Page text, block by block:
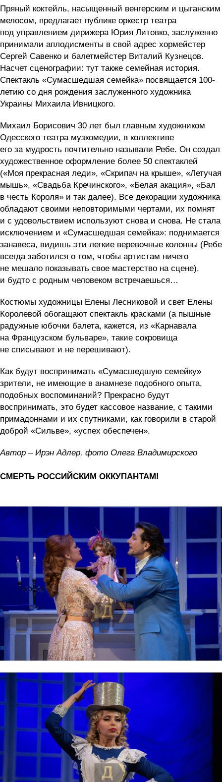
Пряный коктейль, насыщенный венгерским и цыганским
мелосом, предлагает публике оркестр театра
под управлением дирижера Юрия Литовко, заслуженно
принимали аплодисменты в свой адрес хормейстер
Сергей Савенко и балетмейстер Виталий Кузнецов.
Насчет сценографии: тут также семейная история.
Спектакль «Сумасшедшая семейка» посвящается 100-
летию со дня рождения заслуженного художника
Украины Михаила Ивницкого.
Михаил Борисович 30 лет был главным художником
Одесского театра музкомедии, в коллективе
его за мудрость почтительно называли Ребе. Он создал
художественное оформление более 50 спектаклей
(«Моя прекрасная леди», «Скрипач на крыше», «Летучая
мышь», «Свадьба Кречинского», «Белая акация», «Бал
в честь Короля» и так далее). Все декорации художника
обладают своими неповторимыми чертами, их помнят
и с удовольствием используют снова и снова. Не стала
исключением и «Сумасшедшая семейка»: поднимается
занавеса, видишь эти легкие веревочные колонны (Ребе
всегда заботился о том, чтобы артистам ничего
не мешало показывать свое мастерство на сцене),
и будто с родным человеком встречаешься…
Костюмы художницы Елены Лесниковой и свет Елены
Королевой обогащают спектакль красками (а пышные
радужные юбочки балета, кажется, из «Карнавала
на Французском бульваре», такие сокровища
не списывают и не перешивают).
Как будут воспринимать «Сумасшедшую семейку»
зрители, не имеющие в анамнезе подобного опыта,
подобных воспоминаний? Прекрасно будут
воспринимать, это будет кассовое название, с такими
примадоннами и их спутниками, как говорили в старой
доброй «Сильве», «успех обеспечен».
Автор – Ирэн Адлер, фото Олега Владимирского
СМЕРТЬ РОССИЙСКИМ ОККУПАНТАМ!